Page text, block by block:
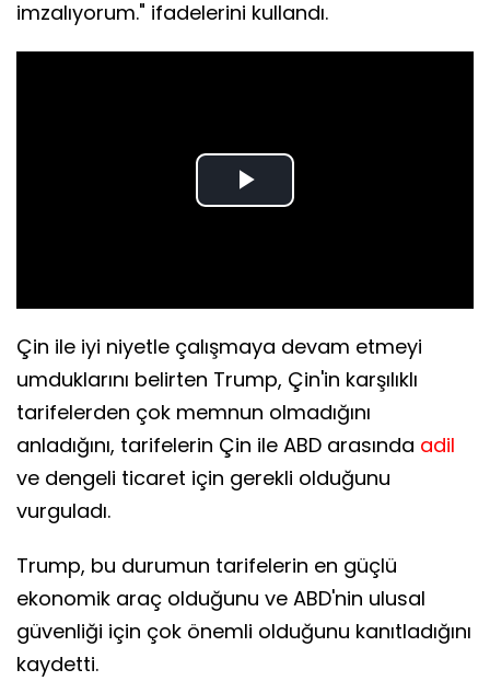
imzalıyorum." ifadelerini kullandı.
Play
Çin ile iyi niyetle çalışmaya devam etmeyi
umduklarını belirten Trump, Çin'in karşılıklı
tarifelerden çok memnun olmadığını
anladığını, tarifelerin Çin ile ABD arasında adil
ve dengeli ticaret için gerekli olduğunu
vurguladı.
Trump, bu durumun tarifelerin en güçlü
ekonomik araç olduğunu ve ABD'nin ulusal
güvenliği için çok önemli olduğunu kanıtladığını
kaydetti.